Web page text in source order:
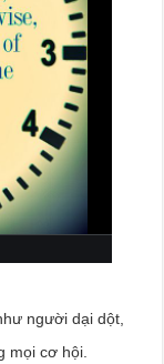
người dại dột,
mọi cơ hội.